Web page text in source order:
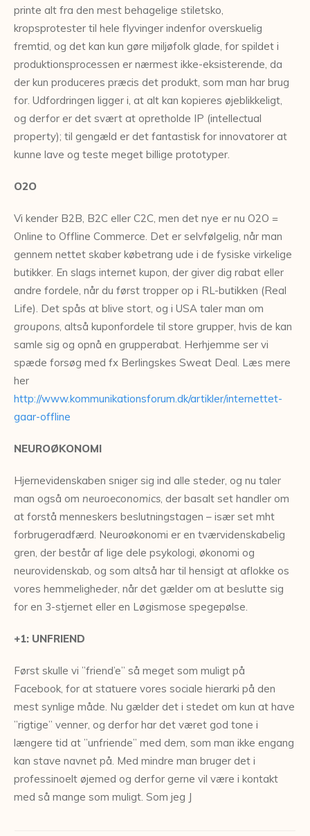
printe alt fra den mest behagelige stiletsko,
kropsprotester til hele flyvinger indenfor overskuelig
fremtid, og det kan kun gøre miljøfolk glade, for spildet i
produktionsprocessen er nærmest ikke-eksisterende, da
der kun produceres præcis det produkt, som man har brug
for. Udfordringen ligger i, at alt kan kopieres øjeblikkeligt,
og derfor er det svært at opretholde IP (intellectual
property); til gengæld er det fantastisk for innovatorer at
kunne lave og teste meget billige prototyper.
O2O
Vi kender B2B, B2C eller C2C, men det nye er nu O2O =
Online to Offline Commerce. Det er selvfølgelig, når man
gennem nettet skaber købetrang ude i de fysiske virkelige
butikker. En slags internet kupon, der giver dig rabat eller
andre fordele, når du først tropper op i RL-butikken (Real
Life). Det spås at blive stort, og i USA taler man om
groupons , altså kuponfordele til store grupper, hvis de kan
samle sig og opnå en grupperabat. Herhjemme ser vi
spæde forsøg med fx Berlingskes Sweat Deal. Læs mere
her
http://www.kommunikationsforum.dk/artikler/internettet-
gaar-offline
NEUROØKONOMI
Hjernevidenskaben sniger sig ind alle steder, og nu taler
man også om neuroeconomics , der basalt set handler om
at forstå menneskers beslutningstagen – især set mht
forbrugeradfærd. Neuroøkonomi er en tværvidenskabelig
gren, der består af lige dele psykologi, økonomi og
neurovidenskab, og som altså har til hensigt at aflokke os
vores hemmeligheder, når det gælder om at beslutte sig
for en 3-stjernet eller en Løgismose spegepølse.
+1: UNFRIEND
Først skulle vi ”friend’e” så meget som muligt på
Facebook, for at statuere vores sociale hierarki på den
mest synlige måde. Nu gælder det i stedet om kun at have
”rigtige” venner, og derfor har det været god tone i
længere tid at ”unfriende” med dem, som man ikke engang
kan stave navnet på. Med mindre man bruger det i
professinoelt øjemed og derfor gerne vil være i kontakt
med så mange som muligt. Som jeg J